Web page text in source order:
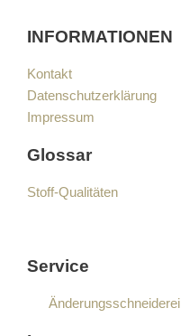
INFORMATIONEN
Kontakt
Datenschutzerklärung
Impressum
Glossar
Stoff-Qualitäten
Service
Änderungsschneiderei